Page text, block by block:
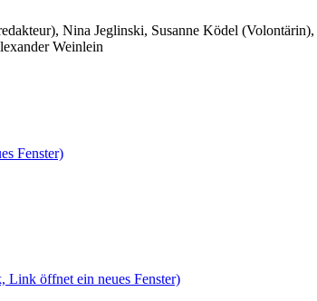
Nina Jeglinski, Susanne Ködel (Volontärin),
Weinlein
Fenster)
Link öffnet ein neues Fenster)